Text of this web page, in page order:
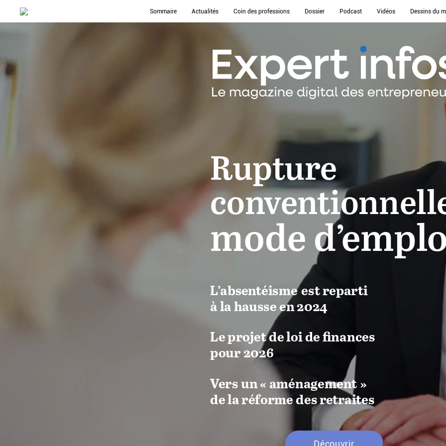
Sommaire Actualités Coin des professions Dossier Podcast Vidéos Dessins du
Rupture
mode
L’absentéisme estreparti
à la hausse en2024
Leprojetdeloide finances
pour 2026
Vers un« aménagement »
delaréformedesretraites